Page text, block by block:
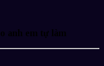
anh em tự làm